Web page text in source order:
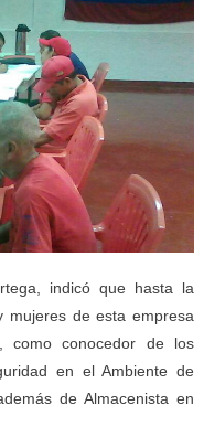
indicó que hasta la
mujeres de esta empresa
como conocedor de los
en el Ambiente de
de Almacenista en